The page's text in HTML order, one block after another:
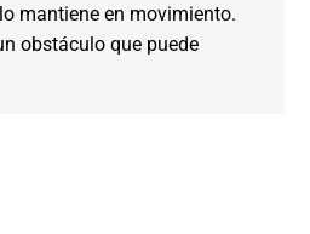
mantiene en movimiento.
obstáculo que puede